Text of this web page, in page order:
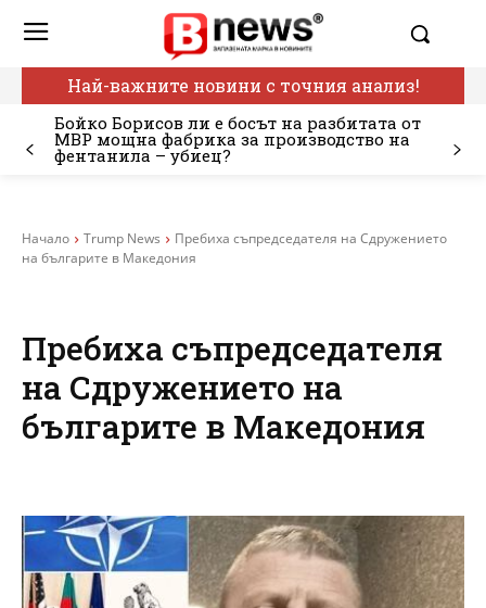
Най-важните новини с точния анализ!
Бойко Борисов ли е босът на разбитата от
МВР мощна фабрика за производство на
фентанила – убиец?
Начало Trump News
Пребиха съпредседателя на Сдружението
на българите в Македония
Пребиха съпредседателя
на Сдружението на
българите в Македония